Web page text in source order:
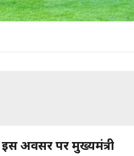
इस अवसर पर मुख्यमंत्री